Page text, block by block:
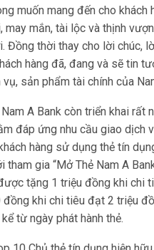
muốn mang đến cho khách
may mắn, tài lộc và thịnh
Đồng thời thay cho lời chúc,
hàng đã, đang và sẽ tin
sản phẩm tài chính của
Nam A Bank còn triển khai rất
đáp ứng nhu cầu giao dịch
hàng sử dụng thẻ tín
tham gia “Mở Thẻ Nam A
tặng 1 triệu đồng khi chi
đồng khi chi tiêu đạt 2 triệu
từ ngày phát hành thẻ.